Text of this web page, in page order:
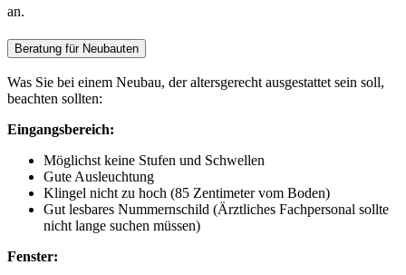
an.
Beratung für Neubauten
Was Sie bei einem Neubau, der altersgerecht ausgestattet sein soll,
beachten sollten:
Eingangsbereich:
Möglichst keine Stufen und Schwellen
Gute Ausleuchtung
Klingel nicht zu hoch (85 Zentimeter vom Boden)
Gut lesbares Nummernschild (Ärztliches Fachpersonal sollte
nicht lange suchen müssen)
Fenster: